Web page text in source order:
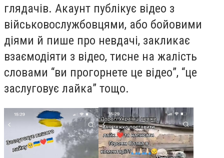
глядачів. Акаунт публікує відео з
військовослужбовцями, або бойовими
діями й пише про невдачі, закликає
взаємодіяти з відео, тисне на жалість
словами “ви прогорнете це відео”, “це
заслуговує лайка” тощо.